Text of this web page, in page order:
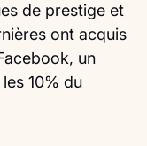
de prestige et
ont acquis
un
10% du